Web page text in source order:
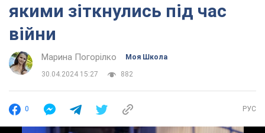
якими зіткнулись під час
війни
Марина Погорілко Моя Школа
30.04.2024 15:27 882
0 РУС